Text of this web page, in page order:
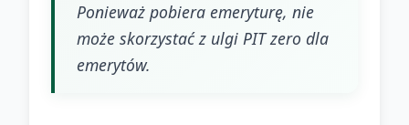
Ponieważ pobiera emeryturę, nie
może skorzystać z ulgi PIT zero dla
emerytów.